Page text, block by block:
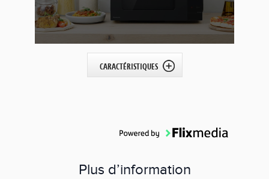
CARACTÉRISTIQUES
Plus d’information